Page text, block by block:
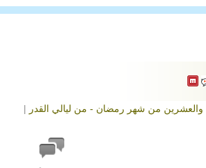
والعشرين من شهر رمضان - من ليالي القدر |